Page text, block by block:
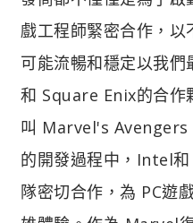
戲工程師緊密合作，
可能流暢和穩定以我
和 Square Enix的合作
叫 Marvel's Avengers
的開發過程中，Intel
隊密切合作，為 PC遊